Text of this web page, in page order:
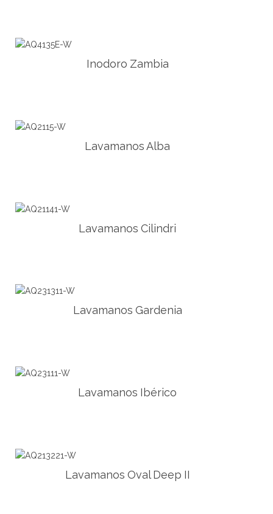
Inodoro Zambia
Lavamanos Alba
Lavamanos Cilindri
Lavamanos Gardenia
Lavamanos Ibérico
Lavamanos Oval Deep II